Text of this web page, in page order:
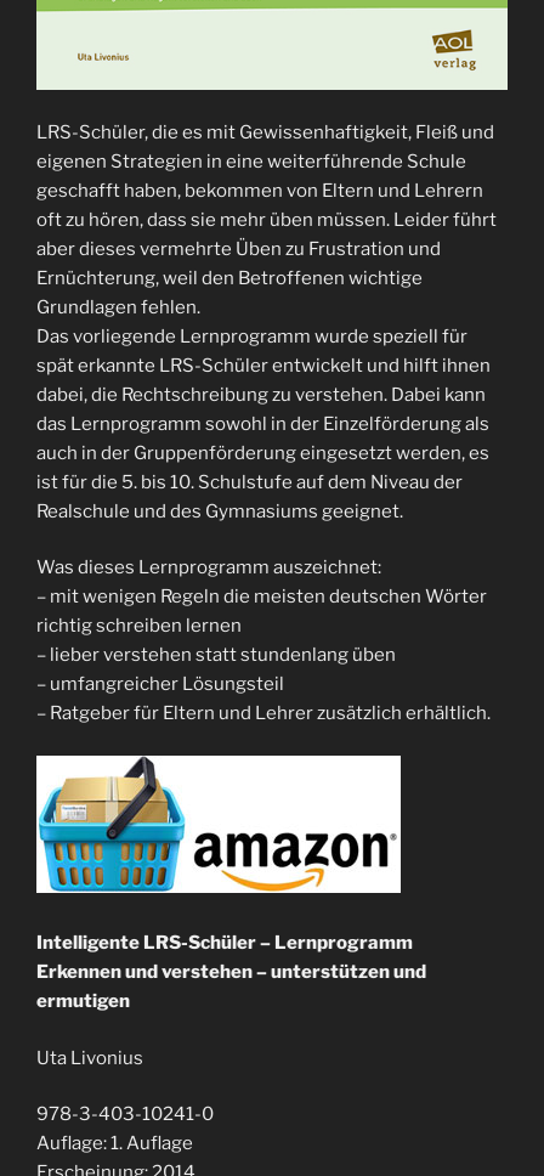
LRS-Schüler, die es mit Gewissenhaftigkeit, Fleiß und
eigenen Strategien in eine weiterführende Schule
geschafft haben, bekommen von Eltern und Lehrern
oft zu hören, dass sie mehr üben müssen. Leider führt
aber dieses vermehrte Üben zu Frustration und
Ernüchterung, weil den Betroffenen wichtige
Grundlagen fehlen.
Das vorliegende Lernprogramm wurde speziell für
spät erkannte LRS-Schüler entwickelt und hilft ihnen
dabei, die Rechtschreibung zu verstehen. Dabei kann
das Lernprogramm sowohl in der Einzelförderung als
auch in der Gruppenförderung eingesetzt werden, es
ist für die 5. bis 10. Schulstufe auf dem Niveau der
Realschule und des Gymnasiums geeignet.
Was dieses Lernprogramm auszeichnet:
– mit wenigen Regeln die meisten deutschen Wörter
richtig schreiben lernen
– lieber verstehen statt stundenlang üben
– umfangreicher Lösungsteil
– Ratgeber für Eltern und Lehrer zusätzlich erhältlich.
Intelligente LRS-Schüler – Lernprogramm
Erkennen und verstehen – unterstützen und
ermutigen
Uta Livonius
978-3-403-10241-0
Auflage: 1. Auflage